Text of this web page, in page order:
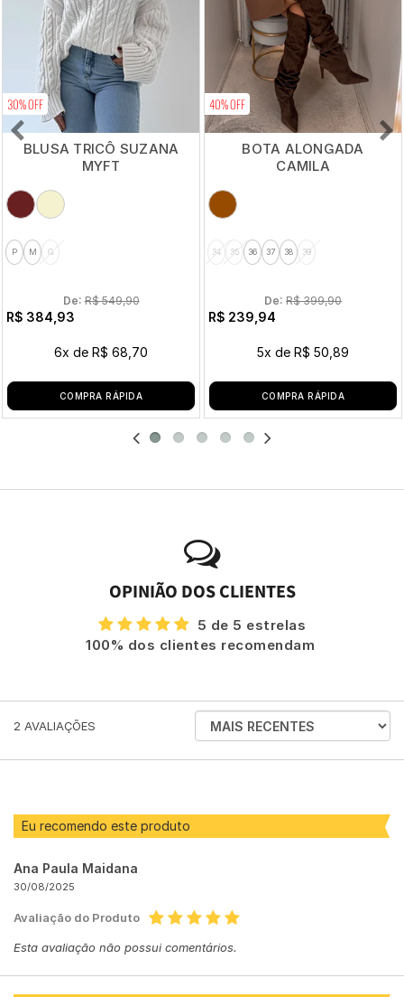
30% OFF
BLUSA TRICÔ SUZANA
MYFT
P M G
De: R$ 549,90
R$ 384,93
6x de R$ 68,70
COMPRA RÁPIDA
40% OFF
BOTA ALONGADA
CAMILA
34 35 36 37 38 39
De: R$ 399,90
R$ 239,94
5x de R$ 50,89
COMPRA RÁPIDA
OPINIÃO DOS CLIENTES
5 de 5 estrelas
100% dos clientes recomendam
2 AVALIAÇÕES
ORDENAR
AVALIAÇÕES
Eu recomendo este produto
Ana Paula Maidana
30/08/2025
Avaliação do Produto
Esta avaliação não possui comentários.